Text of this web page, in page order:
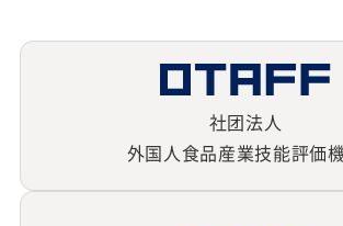
社团法人
外国人食品産業技能評価